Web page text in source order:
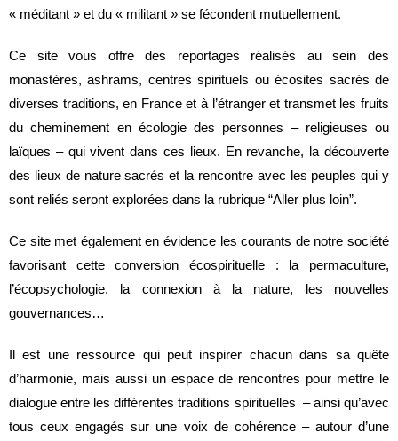
« méditant » et du « militant » se fécondent mutuellement.
Ce site vous offre des reportages réalisés au sein des
monastères, ashrams, centres spirituels ou écosites sacrés de
diverses traditions, en France et à l’étranger et transmet les fruits
du cheminement en écologie des personnes – religieuses ou
laïques – qui vivent dans ces lieux. En revanche, la découverte
des lieux de nature sacrés et la rencontre avec les peuples qui y
sont reliés seront explorées dans la rubrique “Aller plus loin”.
Ce site met également en évidence les courants de notre société
favorisant cette conversion écospirituelle : la permaculture,
l’écopsychologie, la connexion à la nature, les nouvelles
gouvernances…
Il est une ressource qui peut inspirer chacun dans sa quête
d’harmonie, mais aussi un espace de rencontres pour mettre le
dialogue entre les différentes traditions spirituelles – ainsi qu’avec
tous ceux engagés sur une voix de cohérence – autour d’une